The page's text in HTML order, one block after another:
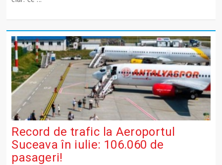
Record de trafic la Aeroportul
Suceava în iulie: 106.060 de
pasageri!